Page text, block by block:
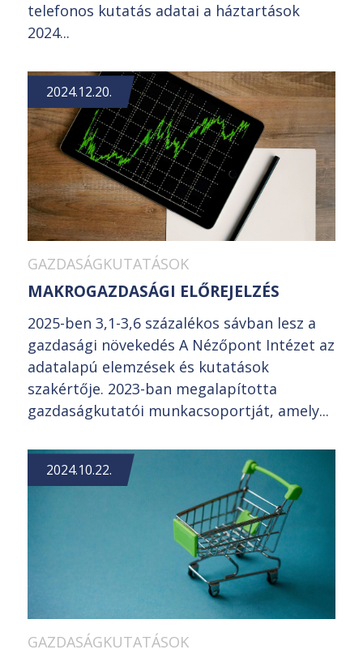
telefonos kutatás adatai a háztartások
2024...
2024.12.20.
GAZDASÁGKUTATÁSOK
MAKROGAZDASÁGI ELŐREJELZÉS
2025-ben 3,1-3,6 százalékos sávban lesz a
gazdasági növekedés A Nézőpont Intézet az
adatalapú elemzések és kutatások
szakértője. 2023-ban megalapította
gazdaságkutatói munkacsoportját, amely...
2024.10.22.
GAZDASÁGKUTATÁSOK